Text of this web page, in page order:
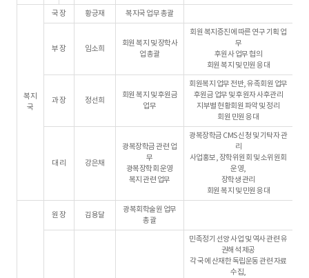
복지
국
국 장 황긍재 복지국 업무 총괄
부 장 임소희
회원 복지 및 장학사
업 총괄
회원 복지증진에 따른 연구 기획 업
무
후원사 업무 협의
회원 복지 및 민원 응대
과 장 정선희
회원 복지 및 후원금
업무
회원복지 업무 전반, 유족회원 업무
후원금 업무 및 후원자 사후관리
지부별 현황회원 파악 및 정리
회원 민원 응대
대 리 강은채
광복장학금 관련 업
무
광복장학회 운영
복지 관련 업무
광복장학금 CMS 신청 및 기탁자 관
리
사업홍보, 장학위원회 및 소위원회
운영,
장학생 관리
회원 복지 및 민원 응대
원 장 김용달
광복회학술원 업무
총괄
민족정기 선양 사업 및 역사 관련 유
권해석 제공
각 국에 산재한 독립운동 관련 자료
수집,